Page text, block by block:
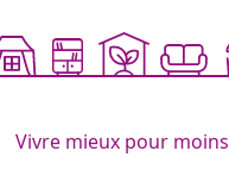
Vivre mieux pour moins